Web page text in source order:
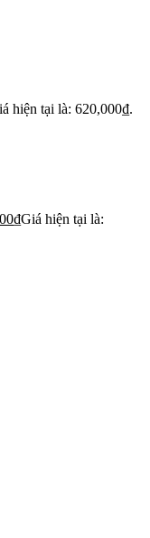
hiện tại là: 620,000₫.
₫Giá hiện tại là: